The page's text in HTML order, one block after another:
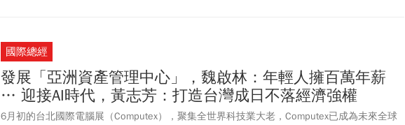
國際總經
發展「亞洲資產管理中心」，魏啟林：年輕人擁百萬年薪
… 迎接AI時代，黃志芳：打造台灣成日不落經濟強權
6月初的台北國際電腦展（Computex），聚集全世界科技業大老，Computex已成為未來全球